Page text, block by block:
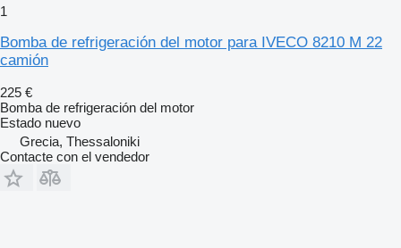
1
Bomba de refrigeración del motor para IVECO 8210 M 22
camión
225 €
Bomba de refrigeración del motor
Estado nuevo
Grecia, Thessaloniki
Contacte con el vendedor